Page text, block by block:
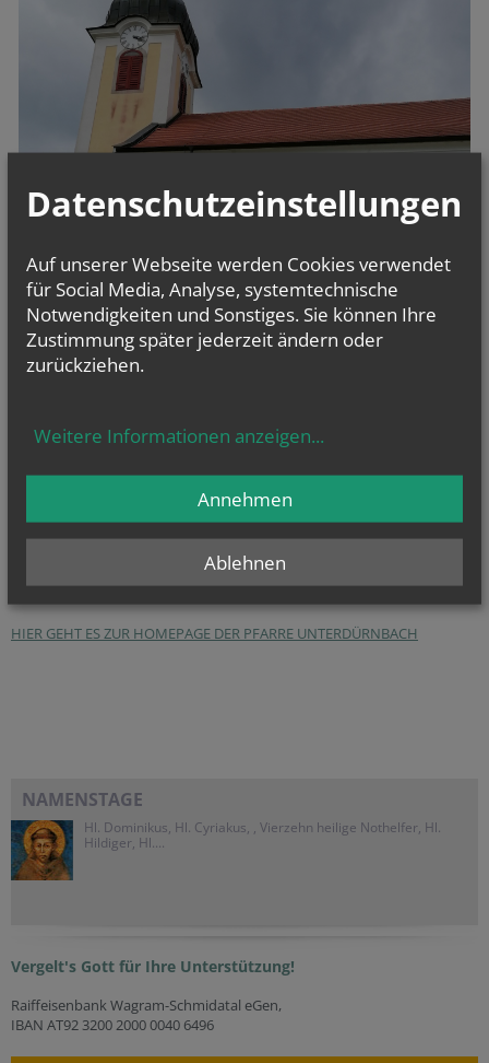
Hl. Maria Magdalena
HIER GEHT ES ZUR HOMEPAGE DER PFARRE UNTERDÜRNBACH
NAMENSTAGE
Hl. Dominikus, Hl. Cyriakus, , Vierzehn heilige Nothelfer, Hl.
Hildiger, Hl....
Vergelt's Gott für Ihre Unterstützung!
Raiffeisenbank Wagram-Schmidatal eGen,
IBAN AT92 3200 2000 0040 6496
Datenschutzeinstellungen
Auf unserer Webseite werden Cookies verwendet
für Social Media, Analyse, systemtechnische
Notwendigkeiten und Sonstiges. Sie können Ihre
Zustimmung später jederzeit ändern oder
zurückziehen.
Weitere Informationen anzeigen...
Ablehnen
Annehmen